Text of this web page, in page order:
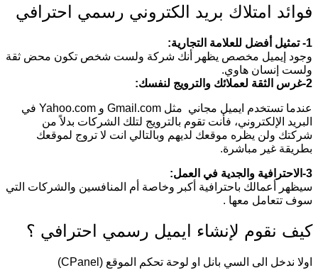
فوائد امتلاك بريد الكتروني رسمي احترافي
1- تمثيل أفضل للعلامة التجارية:
وجود إيميل مخصص يظهر أنك شركة ولست شخص تكون محض ثقة
ولست إنسان هاوي.
2-غرس الثقة لعملائك والترويج لنفسك:
عندما تستخدم ايميل مجاني مثل Gmail.com و Yahoo.com في
البريد الإلكتروني، فأنت تقوم بالترويج لتلك الشركات بدلاً من
شركتك ولن يظره موقعك لديهم وبالتالي انت لا تروج لموقعك
بطريقة غير مباشرة.
3-الاحترافية والجدية في العمل:
سيظهر أعمالك باحترافية أكبر وخاصة أم المنافسين والشركات التي
سوف تتعامل معها .
كيف نقوم لإنشاء ايميل رسمي احترافي ؟
اولا ندخل الى السي بانل او لوحة تحكم الموقع (CPanel)